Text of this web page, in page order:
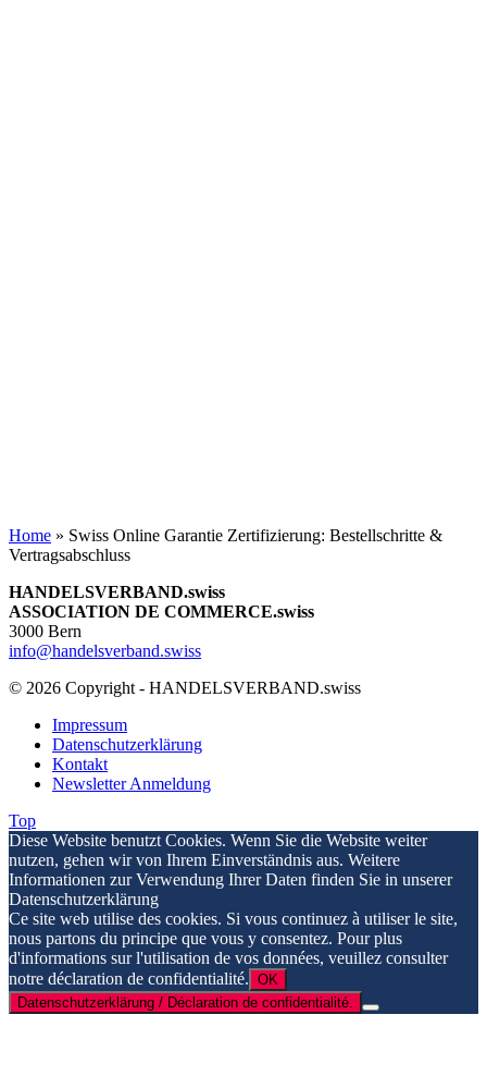
Home » Swiss Online Garantie Zertifizierung: Bestellschritte &
Vertragsabschluss
HANDELSVERBAND.swiss
ASSOCIATION DE COMMERCE.swiss
3000 Bern
info@handelsverband.swiss
© 2026 Copyright - HANDELSVERBAND.swiss
Impressum
Datenschutzerklärung
Kontakt
Newsletter Anmeldung
Top
Diese Website benutzt Cookies. Wenn Sie die Website weiter
nutzen, gehen wir von Ihrem Einverständnis aus. Weitere
Informationen zur Verwendung Ihrer Daten finden Sie in unserer
Datenschutzerklärung
Ce site web utilise des cookies. Si vous continuez à utiliser le site,
nous partons du principe que vous y consentez. Pour plus
d'informations sur l'utilisation de vos données, veuillez consulter
notre déclaration de confidentialité. OK
Datenschutzerklärung / Déclaration de confidentialité.